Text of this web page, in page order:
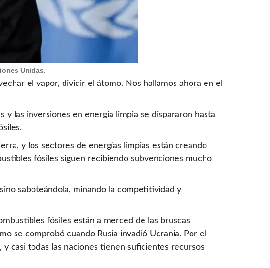
Unidas.
el vapor, dividir el átomo. Nos hallamos ahora en el
y las inversiones en energía limpia se dispararon hasta
y los sectores de energías limpias están creando
fósiles siguen recibiendo subvenciones mucho
saboteándola, minando la competitividad y
fósiles están a merced de las bruscas
se comprobó cuando Rusia invadió Ucrania. Por el
casi todas las naciones tienen suficientes recursos